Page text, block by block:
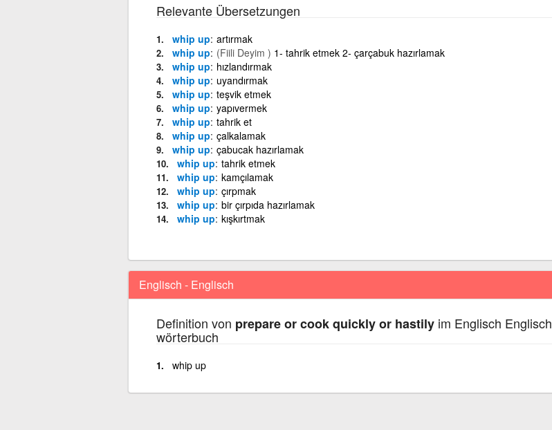
Relevante Übersetzungen
whip up artırmak
whip up (Fiili Deyim ) 1- tahrik etmek 2- çarçabuk hazırlamak
whip up hızlandırmak
whip up uyandırmak
whip up teşvik etmek
whip up yapıvermek
whip up tahrik et
whip up çalkalamak
whip up çabucak hazırlamak
whip up tahrik etmek
whip up kamçılamak
whip up çırpmak
whip up bir çırpıda hazırlamak
whip up kışkırtmak
Englisch - Englisch
Definition von prepare or cook quickly or hastilyim Englisch Englisch
wörterbuch
whip up